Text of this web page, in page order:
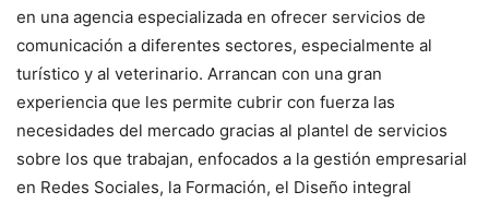
en una agencia especializada en ofrecer servicios de
comunicación a diferentes sectores, especialmente al
turístico y al veterinario. Arrancan con una gran
experiencia que les permite cubrir con fuerza las
necesidades del mercado gracias al plantel de servicios
sobre los que trabajan, enfocados a la gestión empresarial
en Redes Sociales, la Formación, el Diseño integral